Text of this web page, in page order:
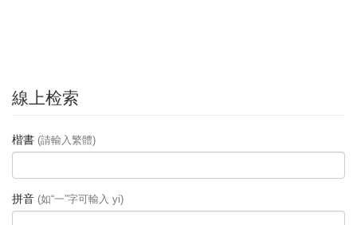
線上检索
楷書 (請輸入繁體)
拼音 (如“一”字可輸入 yi)